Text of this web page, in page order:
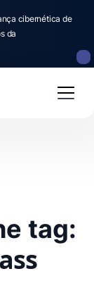
cibernética de
da
tag: